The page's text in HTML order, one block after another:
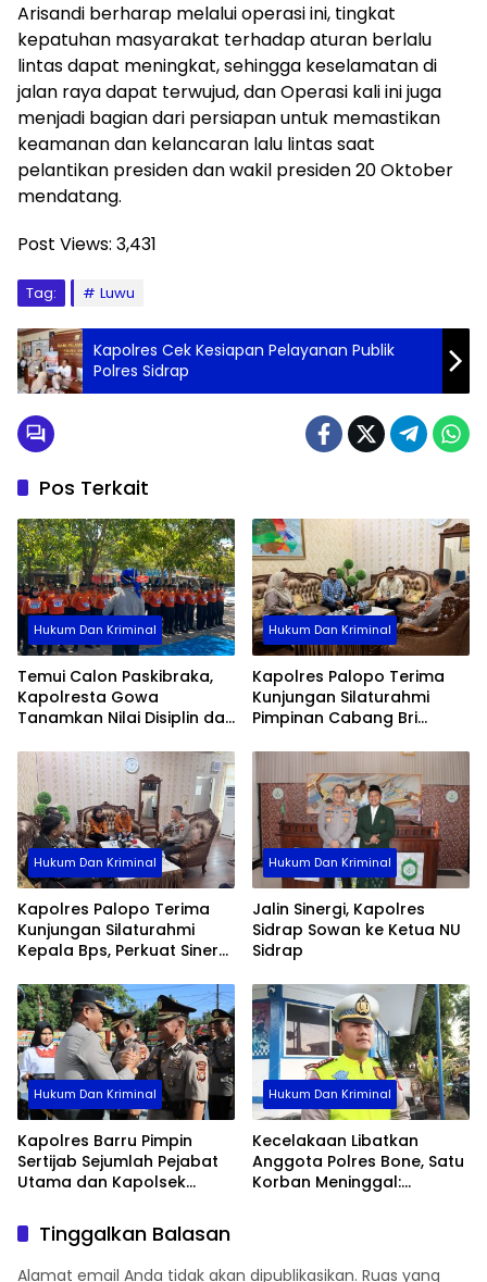
Arisandi berharap melalui operasi ini, tingkat
kepatuhan masyarakat terhadap aturan berlalu
lintas dapat meningkat, sehingga keselamatan di
jalan raya dapat terwujud, dan Operasi kali ini juga
menjadi bagian dari persiapan untuk memastikan
keamanan dan kelancaran lalu lintas saat
pelantikan presiden dan wakil presiden 20 Oktober
mendatang.
Post Views: 3,431
Tag: Luwu
Kapolres Cek Kesiapan Pelayanan Publik
Polres Sidrap
Pos Terkait
Hukum Dan Kriminal
Temui Calon Paskibraka,
Kapolresta Gowa
Tanamkan Nilai Disiplin dan
Hukum Dan Kriminal
Kapolres Palopo Terima
Kunjungan Silaturahmi
Pimpinan Cabang Bri
Hukum Dan Kriminal
Kapolres Palopo Terima
Kunjungan Silaturahmi
Kepala Bps, Perkuat Sinergi
Hukum Dan Kriminal
Jalin Sinergi, Kapolres
Sidrap Sowan ke Ketua NU
Sidrap
Hukum Dan Kriminal
Kapolres Barru Pimpin
Sertijab Sejumlah Pejabat
Utama dan Kapolsek
Organisasi
Hukum Dan Kriminal
Kecelakaan Libatkan
Anggota Polres Bone, Satu
Korban Meninggal:
Tinggalkan Balasan
Alamat email Anda tidak akan dipublikasikan. Ruas yang